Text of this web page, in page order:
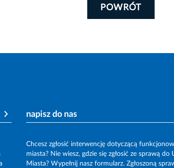
POWRÓT
napisz do nas
Chcesz zgłosić interwencję dotyczącą
miasta? Nie wiesz, gdzie się zgłosić ze sprawą do
Miasta? Wypełnij nasz formularz. Zgłoszoną